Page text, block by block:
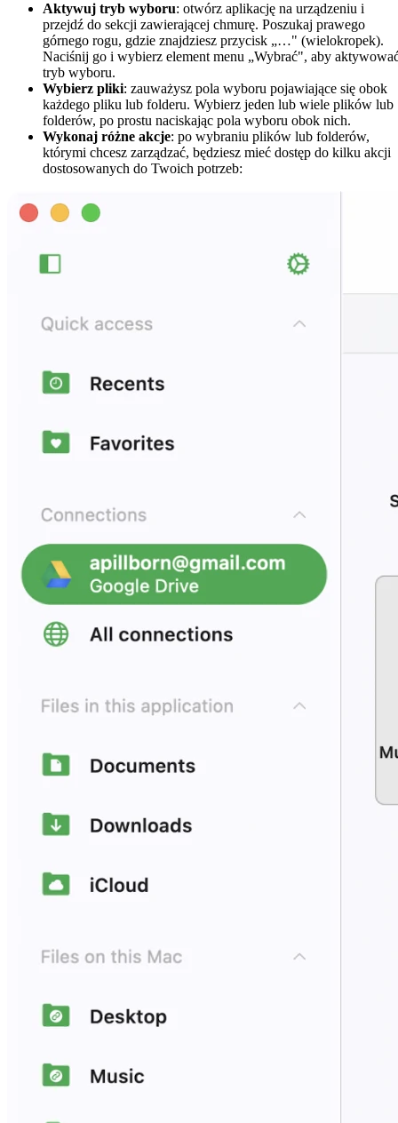
Aktywuj tryb wyboru: otwórz aplikację na urządzeniu i
przejdź do sekcji zawierającej chmurę. Poszukaj prawego
górnego rogu, gdzie znajdziesz przycisk „…" (wielokropek).
Naciśnij go i wybierz element menu „Wybrać", aby
tryb wyboru.
Wybierz pliki: zauważysz pola wyboru pojawiające się obok
każdego pliku lub folderu. Wybierz jeden lub wiele plików lub
folderów, po prostu naciskając pola wyboru obok nich.
Wykonaj różne akcje: po wybraniu plików lub folderów,
którymi chcesz zarządzać, będziesz mieć dostęp do kilku akcji
dostosowanych do Twoich potrzeb: